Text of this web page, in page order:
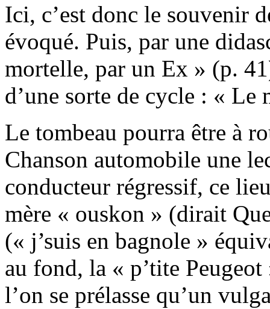
Ici, c’est donc le souvenir
évoqué. Puis, par une
mortelle, par un Ex » (p.
d’une sorte de cycle : «
Le tombeau pourra être à
Chanson automobile une
conducteur régressif, ce
mère « ouskon » (dirait
(« j’suis en bagnole »
au fond, la « p’tite
l’on se prélasse qu’un